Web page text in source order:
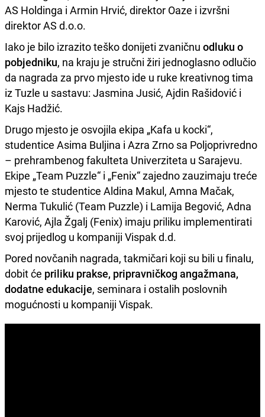
AS Holdinga i Armin Hrvić, direktor Oaze i izvršni
direktor AS d.o.o.
Iako je bilo izrazito teško donijeti zvaničnu odluku o
pobjedniku, na kraju je stručni žiri jednoglasno odlučio
da nagrada za prvo mjesto ide u ruke kreativnog tima
iz Tuzle u sastavu: Jasmina Jusić, Ajdin Rašidović i
Kajs Hadžić.
Drugo mjesto je osvojila ekipa „Kafa u kocki“,
studentice Asima Buljina i Azra Zrno sa Poljoprivredno
– prehrambenog fakulteta Univerziteta u Sarajevu.
Ekipe „Team Puzzle“ i „Fenix“ zajedno zauzimaju treće
mjesto te studentice Aldina Makul, Amna Mačak,
Nerma Tukulić (Team Puzzle) i Lamija Begović, Adna
Karović, Ajla Žgalj (Fenix) imaju priliku implementirati
svoj prijedlog u kompaniji Vispak d.d.
Pored novčanih nagrada, takmičari koji su bili u finalu,
dobit će priliku prakse, pripravničkog angažmana,
dodatne edukacije, seminara i ostalih poslovnih
mogućnosti u kompaniji Vispak.